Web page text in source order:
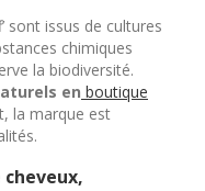
sont issus de cultures
chimiques
la biodiversité.
en boutique
la marque est